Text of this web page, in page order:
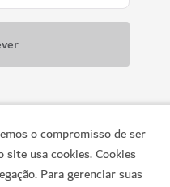
o compromisso de ser
usa cookies. Cookies
Para gerenciar suas
aplicações